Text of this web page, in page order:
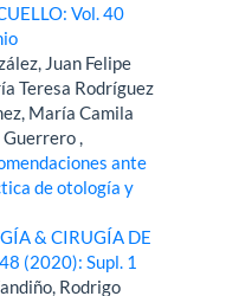
Vol. 40
Juan Felipe
Teresa Rodríguez
María Camila
,
ante
de otología y
& CIRUGÍA DE
(2020): Supl. 1
Rodrigo